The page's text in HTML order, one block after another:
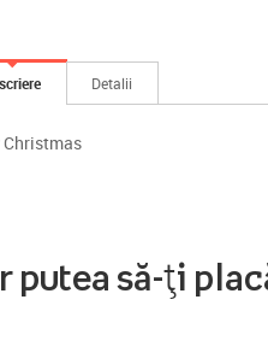
Detalii
Christmas
putea să-ți